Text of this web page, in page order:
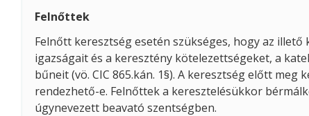
Felnőttek
Felnőtt keresztség esetén szükséges, hogy az
igazságait és a keresztény kötelezettségeket, a
bűneit (vö. CIC 865.kán. 1§). A keresztség előtt
rendezhető-e. Felnőttek a keresztelésükkor
úgynevezett beavató szentségben.